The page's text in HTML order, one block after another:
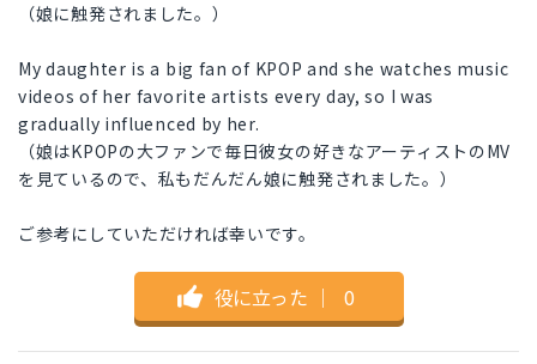
（娘に触発されました。）
My daughter is a big fan of KPOP and she watches music
videos of her favorite artists every day, so I was
gradually influenced by her.
（娘はKPOPの大ファンで毎日彼女の好きなアーティストのMV
を見ているので、私もだんだん娘に触発されました。）
ご参考にしていただければ幸いです。
役に立った ｜ 0